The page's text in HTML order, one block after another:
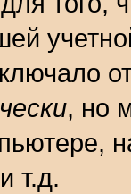
, но
т.д.